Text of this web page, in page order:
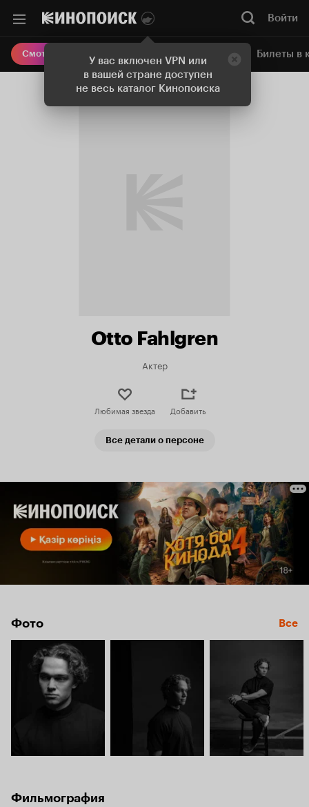
У вас включен VPN или
в вашей стране доступен
не весь каталог Кинопоиска
Войти
Смотреть кино Онлайн-кинотеатр Билеты в
Otto Fahlgren
Актер
Любимая звезда Добавить
Все детали о персоне
Фото Все
Фильмография